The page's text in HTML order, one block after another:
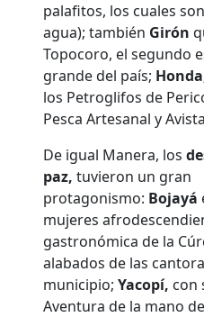
palafitos, los cuales
agua); también Girón
Topocoro, el segundo
grande del país;
los Petroglifos de
Pesca Artesanal y
De igual Manera, los
paz, tuvieron un gran
protagonismo: Bojayá
mujeres
gastronómica de la
alabados de las
municipio; Yacopí, con
Aventura de la mano